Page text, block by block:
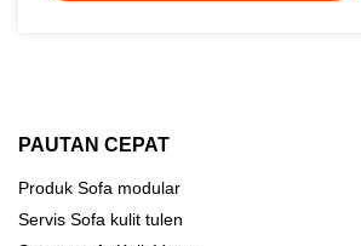
PAUTAN CEPAT
Produk Sofa modular
Servis Sofa kulit tulen